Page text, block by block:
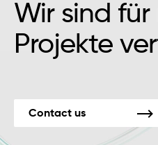
Wir sind für
Projekte
Contact us